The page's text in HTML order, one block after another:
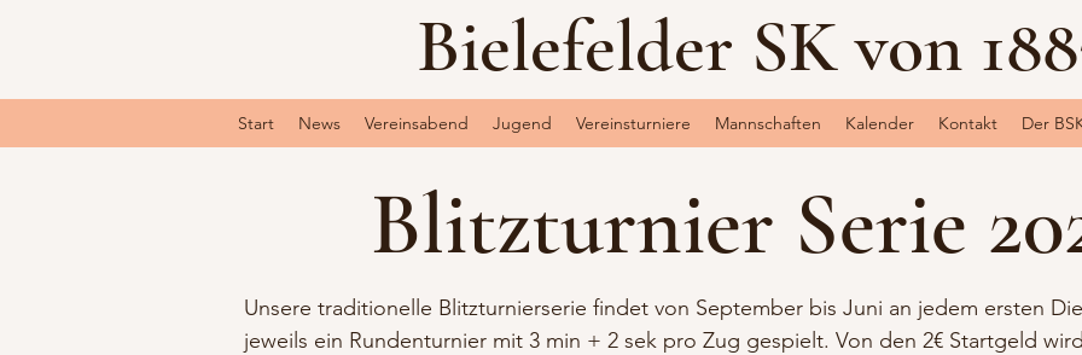
Bielefelder SK von
Start News Vereinsabend Jugend Vereinsturniere Mannschaften Kalender Kontakt Der
Blitzturnier Serie
Unsere traditionelle Blitzturnierserie findet von September bis Juni an jedem ersten
jeweils ein Rundenturnier mit 3 min + 2 sek pro Zug gespielt. Von den 2€ Startgeld